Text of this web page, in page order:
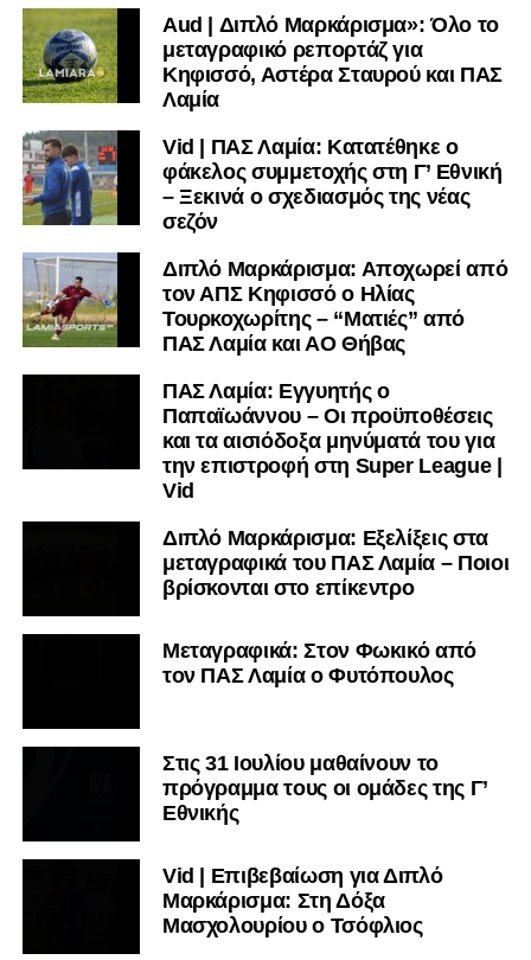
μαθαίνετε σε χρόνο dt όλα τα νέα.Aud | Διπλό Μαρκάρισμα»: Όλο το
μεταγραφικό ρεπορτάζ για
Κηφισσό, Αστέρα Σταυρού και ΠΑΣ
Λαμία
Vid | ΠΑΣ Λαμία: Κατατέθηκε ο
φάκελος συμμετοχής στη Γ’ Εθνική
– Ξεκινά ο σχεδιασμός της νέας
σεζόν
Διπλό Μαρκάρισμα: Αποχωρεί από
τον ΑΠΣ Κηφισσό ο Ηλίας
Τουρκοχωρίτης – “Ματιές” από
ΠΑΣ Λαμία και ΑΟ Θήβας
ΠΑΣ Λαμία: Εγγυητής ο
Παπαϊωάννου – Οι προϋποθέσεις
και τα αισιόδοξα μηνύματά του για
την επιστροφή στη Super League |
Vid
Διπλό Μαρκάρισμα: Εξελίξεις στα
μεταγραφικά του ΠΑΣ Λαμία – Ποιοι
βρίσκονται στο επίκεντρο
Μεταγραφικά: Στον Φωκικό από
τον ΠΑΣ Λαμία ο Φυτόπουλος
Στις 31 Ιουλίου μαθαίνουν το
πρόγραμμα τους οι ομάδες της Γ’
Εθνικής
Vid | Επιβεβαίωση για Διπλό
Μαρκάρισμα: Στη Δόξα
Μασχολουρίου ο Τσόφλιος